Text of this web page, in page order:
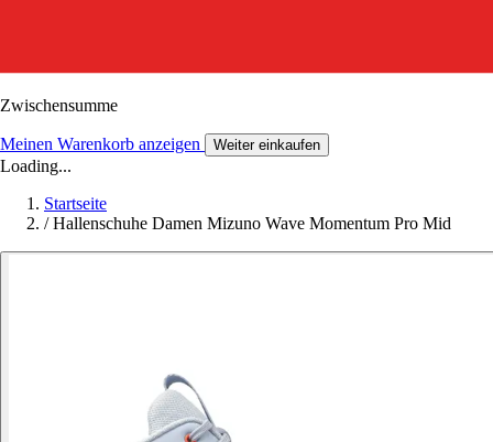
Zwischensumme
Meinen Warenkorb anzeigen Weiter einkaufen
Loading...
Startseite
/ Hallenschuhe Damen Mizuno Wave Momentum Pro Mid